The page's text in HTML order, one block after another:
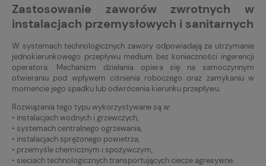
Zastosowanie zaworów zwrotnych w
instalacjach przemysłowych i sanitarnych
W systemach technologicznych zawory odpowiadają za utrzymanie
jednokierunkowego przepływu medium bez konieczności ingerencji
operatora. Mechanizm działania opiera się na samoczynnym
otwieraniu pod wpływem ciśnienia roboczego oraz zamykaniu w
momencie jego spadku lub odwrócenia kierunku przepływu.
Rozwiązania tego typu wykorzystywane są w:
• instalacjach wodnych i grzewczych,
• systemach centralnego ogrzewania,
• instalacjach sprężonego powietrza,
• przemyśle chemicznym i spożywczym,
• sieciach technologicznych transportujących ciecze agresywne.